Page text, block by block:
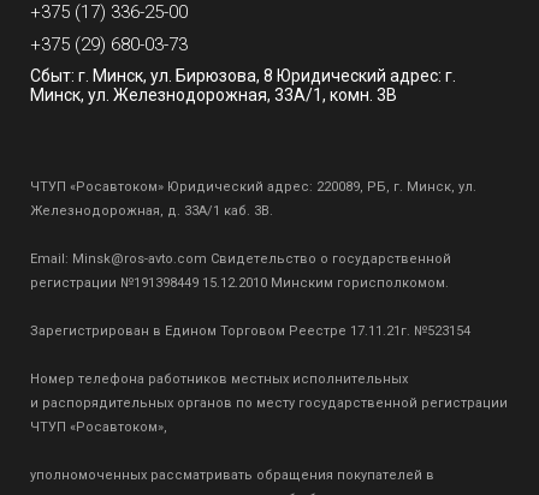
+375 (17) 336-25-00
+375 (29) 680-03-73
Сбыт: г. Минск, ул. Бирюзова, 8 Юридический адрес: г.
Минск, ул. Железнодорожная, 33А/1, комн. 3В
ЧТУП «Росавтоком» Юридический адрес: 220089, РБ, г. Минск, ул.
Железнодорожная, д. 33А/1 каб. 3В.
Email: Minsk@ros-avto.com Свидетельство о государственной
регистрации №191398449 15.12.2010 Минским горисполкомом.
Зарегистрирован в Едином Торговом Реестре 17.11.21г. №523154
Номер телефона работников местных исполнительных
и распорядительных органов по месту государственной регистрации
ЧТУП «Росавтоком»,
уполномоченных рассматривать обращения покупателей в